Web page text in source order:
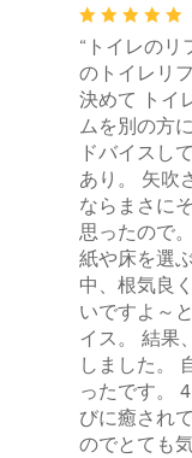
平
均
評
価：
5
つ
星
中
星
5
“トイレのリ
のトイレリ
決めて トイ
ムを別の方
ドバイスし
あり。 矢吹
ならまさに
思ったので
紙や床を選
中、根気良
いですよ～
イス。 結果
しました。
ったです。
びに癒され
のでとても